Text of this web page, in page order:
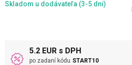
Skladom u dodávateľa (3-5 dni)
5.2 EUR s DPH
po zadaní kódu START10